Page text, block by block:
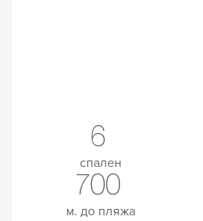
6
спален
700
м. до пляжа